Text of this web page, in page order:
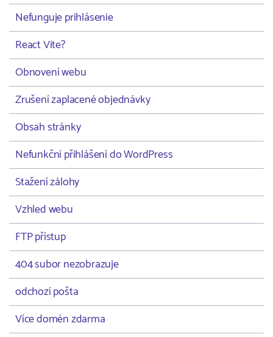
Nefunguje prihlásenie
React Vite?
Obnovení webu
Zrušení zaplacené objednávky
Obsah stránky
Nefunkční přihlášení do WordPress
Stažení zálohy
Vzhled webu
FTP přístup
404 subor nezobrazuje
odchozí pošta
Více domén zdarma